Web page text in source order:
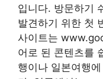
입니다. 방문하기
발견하기 위한 첫
사이트는
어로 된 콘텐츠를
행이나 일본여행